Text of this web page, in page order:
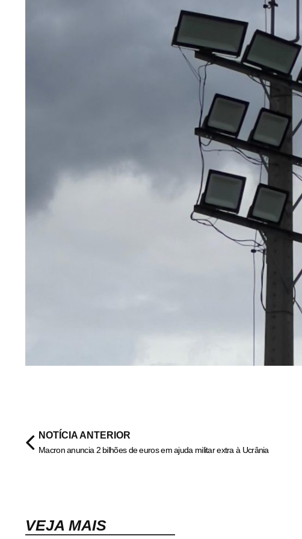
NOTÍCIA ANTERIOR
Macron anuncia 2 bilhões de euros em ajuda militar extra à Ucrânia
VEJA MAIS